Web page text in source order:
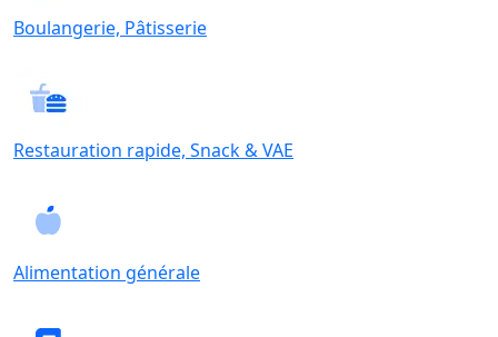
Boulangerie, Pâtisserie
Restauration rapide, Snack & VAE
Alimentation générale